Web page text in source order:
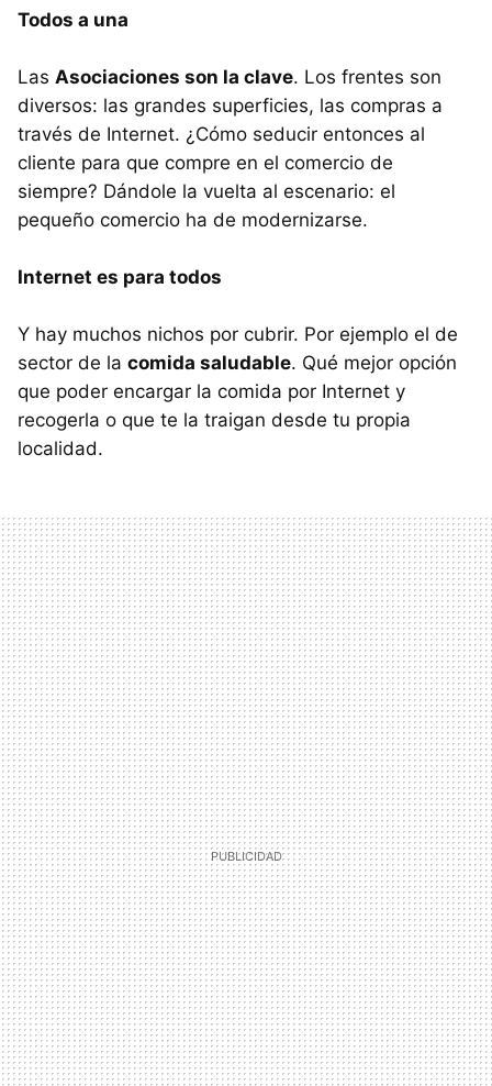
Todos a una
Las Asociaciones son la clave. Los frentes son
diversos: las grandes superficies, las compras a
través de Internet. ¿Cómo seducir entonces al
cliente para que compre en el comercio de
siempre? Dándole la vuelta al escenario: el
pequeño comercio ha de modernizarse.
Internet es para todos
Y hay muchos nichos por cubrir. Por ejemplo el de
sector de la comida saludable. Qué mejor opción
que poder encargar la comida por Internet y
recogerla o que te la traigan desde tu propia
localidad.